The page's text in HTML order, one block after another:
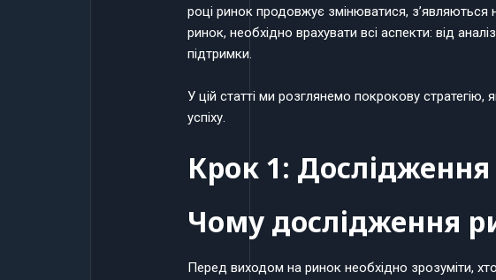
році ринок продовжує змінюватися, з’являються
ринок, необхідно врахувати всі аспекти: від
підтримки.
У цій статті ми розглянемо покрокову
успіху.
Крок 1: Дослідження
Чому дослідження
Перед виходом на ринок необхідно зрозуміти, хто